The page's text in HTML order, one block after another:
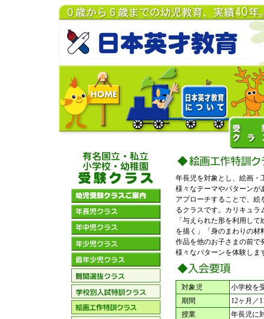
年長児を対象とし、絵画・
様々なテーマやパターンが
アプローチすることで、絵
るクラスです。カリキュラ
「与えられた形を利用し
を描く」「身のまわりの材
作品を他のお子さまの前で
様々なパターンを体験しま
対象児
小学校を
期間
12ヶ月／
授業
年長児に